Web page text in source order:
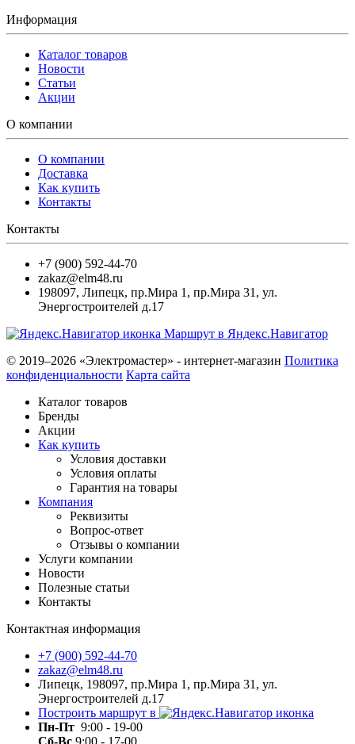
Информация
Каталог товаров
Новости
Статьи
Акции
О компании
О компании
Доставка
Как купить
Контакты
Контакты
+7 (900) 592-44-70
zakaz@elm48.ru
198097, Липецк, пр.Мира 1, пр.Мира 31, ул.
Энергостроителей д.17
Маршрут в Яндекс.Навигатор
© 2019–2026 «Электромастер» - интернет-магазин Политика
конфиденциальности Карта сайта
Каталог товаров
Бренды
Акции
Как купить
Условия доставки
Условия оплаты
Гарантия на товары
Компания
Реквизиты
Вопрос-ответ
Отзывы о компании
Услуги компании
Новости
Полезные статьи
Контакты
Контактная информация
+7 (900) 592-44-70
zakaz@elm48.ru
Липецк, 198097, пр.Мира 1, пр.Мира 31, ул.
Энергостроителей д.17
Построить маршрут в
Пн-Пт 9:00 - 19-00
Сб-Вс 9:00 - 17-00